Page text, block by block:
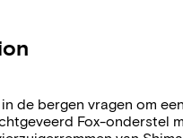
de bergen vragen om
Fox-onderstel